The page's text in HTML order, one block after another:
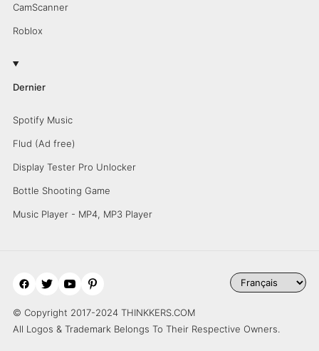
CamScanner
Roblox
Dernier
Spotify Music
Flud (Ad free)
Display Tester Pro Unlocker
Bottle Shooting Game
Music Player - MP4, MP3 Player
© Copyright 2017-2024 THINKKERS.COM
All Logos & Trademark Belongs To Their Respective Owners.